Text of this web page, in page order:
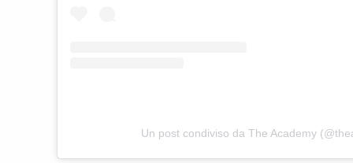
Un post condiviso da The Academy